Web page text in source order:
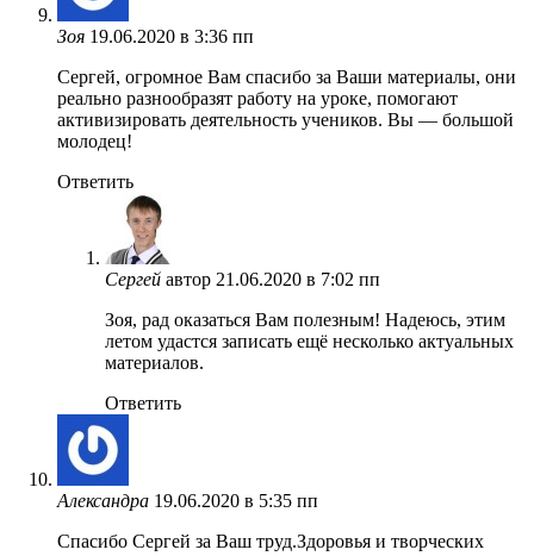
Зоя 19.06.2020 в 3:36 пп
Сергей, огромное Вам спасибо за Ваши материалы, они
реально разнообразят работу на уроке, помогают
активизировать деятельность учеников. Вы — большой
молодец!
Ответить
Сергей автор 21.06.2020 в 7:02 пп
Зоя, рад оказаться Вам полезным! Надеюсь, этим
летом удастся записать ещё несколько актуальных
материалов.
Ответить
Александра 19.06.2020 в 5:35 пп
Спасибо Сергей за Ваш труд.Здоровья и творческих